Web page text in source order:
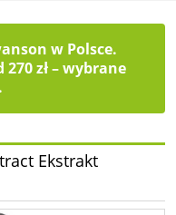
w Polsce.
zł – wybrane
Ekstrakt